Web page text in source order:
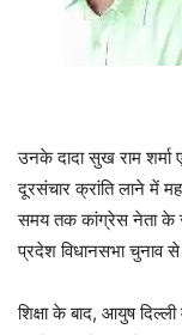
उनके दादा सुख राम
दूरसंचार क्रांति लाने में
समय तक कांग्रेस नेता के
प्रदेश विधानसभा चुनाव से
शिक्षा के बाद, आयुष